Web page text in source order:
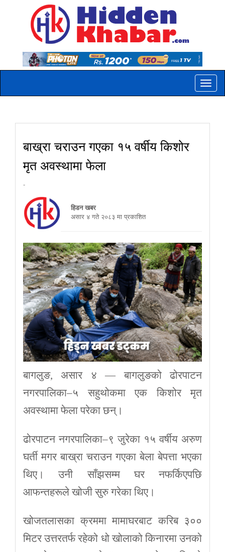
Toggle
बाख्रा चराउन गएका १५ वर्षीय किशोर
मृत अवस्थामा फेला
-
हिडन खबर
असार ४ गते २०८३ मा प्रकाशित
बागलुङ, असार ४ — बागलुङको ढोरपाटन
नगरपालिका–५ सहुथोकमा एक किशोर मृत
अवस्थामा फेला परेका छन्।
ढोरपाटन नगरपालिका–९ जुरेका १५ वर्षीय अरुण
घर्ती मगर बाख्रा चराउन गएका बेला बेपत्ता भएका
थिए। उनी साँझसम्म घर नफर्किएपछि
आफन्तहरूले खोजी सुरु गरेका थिए।
खोजतलासका क्रममा मामाघरबाट करिब ३००
मिटर उत्तरतर्फ रहेको धो खोलाको किनारमा उनको